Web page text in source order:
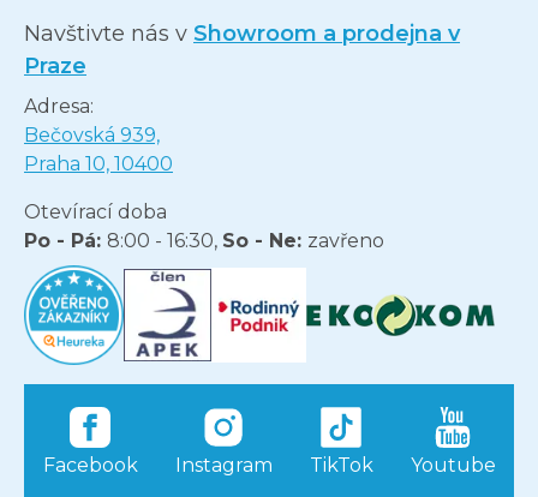
Navštivte nás v Showroom a prodejna v
Praze
Adresa:
Bečovská 939,
Praha 10, 10400
Otevírací doba
Po - Pá: 8:00 - 16:30, So - Ne: zavřeno
Facebook Instagram TikTok Youtube